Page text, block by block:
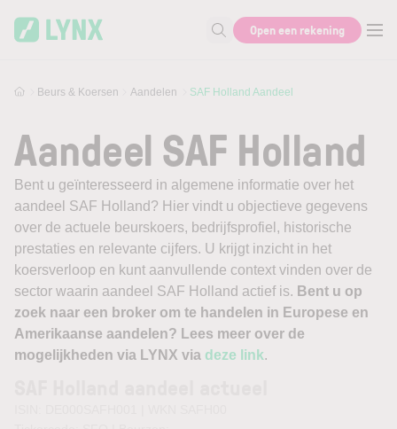
Zoek naar informatie
Open een rekening
Beurs & Koersen Aandelen SAF Holland Aandeel
Aandeel SAF Holland
Bent u geïnteresseerd in algemene informatie over het
aandeel SAF Holland? Hier vindt u objectieve gegevens
over de actuele beurskoers, bedrijfsprofiel, historische
prestaties en relevante cijfers. U krijgt inzicht in het
koersverloop en kunt aanvullende context vinden over de
sector waarin aandeel SAF Holland actief is. Bent u op
zoek naar een broker om te handelen in Europese en
Amerikaanse aandelen? Lees meer over de
mogelijkheden via LYNX via deze link.